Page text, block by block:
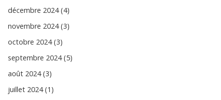
décembre 2024 (4)
novembre 2024 (3)
octobre 2024 (3)
septembre 2024 (5)
août 2024 (3)
juillet 2024 (1)